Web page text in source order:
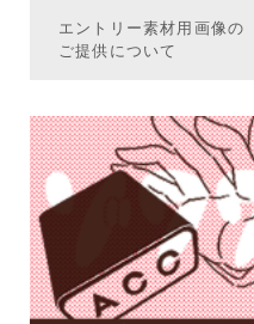
エントリー素材用画像の
ご提供について